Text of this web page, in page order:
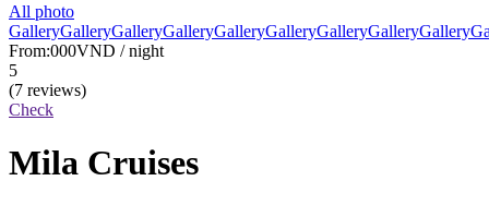
All photo
GalleryGalleryGalleryGalleryGalleryGalleryGalleryGalleryGallery
From:000VND / night
5
(7 reviews)
Check
Mila Cruises